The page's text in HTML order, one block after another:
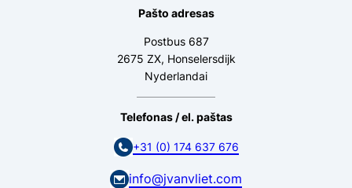
Pašto adresas
Postbus 687
2675 ZX, Honselersdijk
Nyderlandai
Telefonas / el. paštas
+31 (0) 174 637 676
info@jvanvliet.com